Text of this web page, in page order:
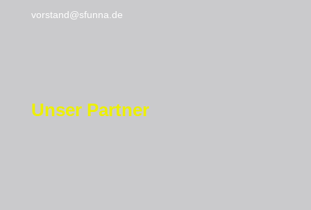
vorstand@sfunna.de
Unser Partner